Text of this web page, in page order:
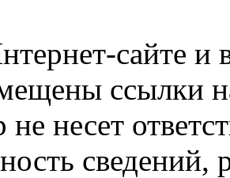
сайте
ссылки
несет